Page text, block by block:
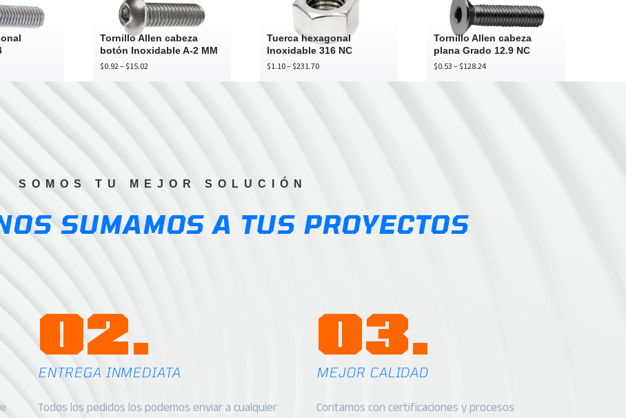
Tornillo Allen cabeza
botón Inoxidable A-2 MM
$0.92–$15.02
botón
Inoxidable
A-
Tuerca hexagonal
Inoxidable 316 NC
$1.10–$231.70Price
316
Tornillo Allen cabeza
plana Grado 12.9 NC
$0.53 –$128.24Price
plana
Grado
12.9
SOMOS TU MEJOR SOLUCIÓN
SUMAMOS A TUS PROYECTOS
02.
ENTREGA INMEDIATA
Todos los pedidos los podemos enviar a cualquier
03.
MEJOR CALIDAD
Contamos con certificaciones y procesos